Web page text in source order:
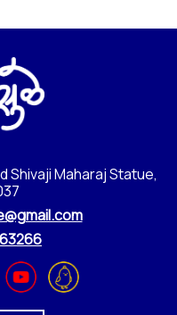
Shivaji Maharaj Statue,